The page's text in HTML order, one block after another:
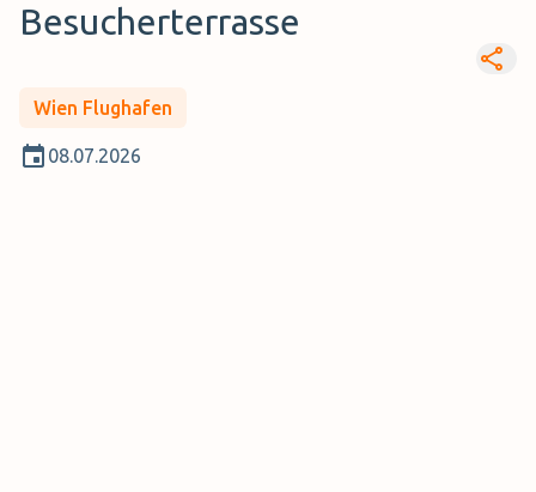
Besucherterrasse
Wien Flughafen
08.07.2026